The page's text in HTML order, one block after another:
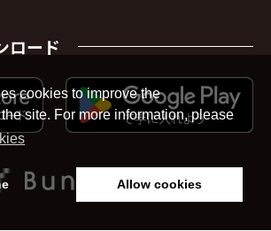
cookies to improve the
site. For more information, please
Allow cookies
ロード